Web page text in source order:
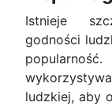
Istnieje
godności
ludzkiej, aby